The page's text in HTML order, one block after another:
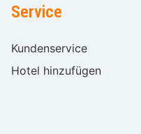
Service
Kundenservice
Hotel hinzufügen